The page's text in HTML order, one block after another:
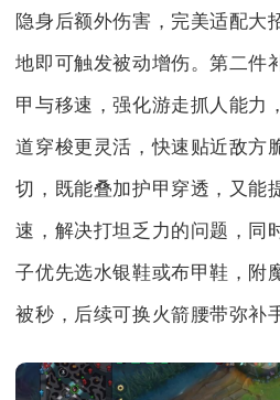
隐身后额外伤害，完美适配大
地即可触发被动增伤。第二件
甲与移速，强化游走抓人能力
道穿梭更灵活，快速贴近敌方
切，既能叠加护甲穿透，又能
速，解决打坦乏力的问题，同
子优先选水银鞋或布甲鞋，附
被秒，后续可换火箭腰带弥补